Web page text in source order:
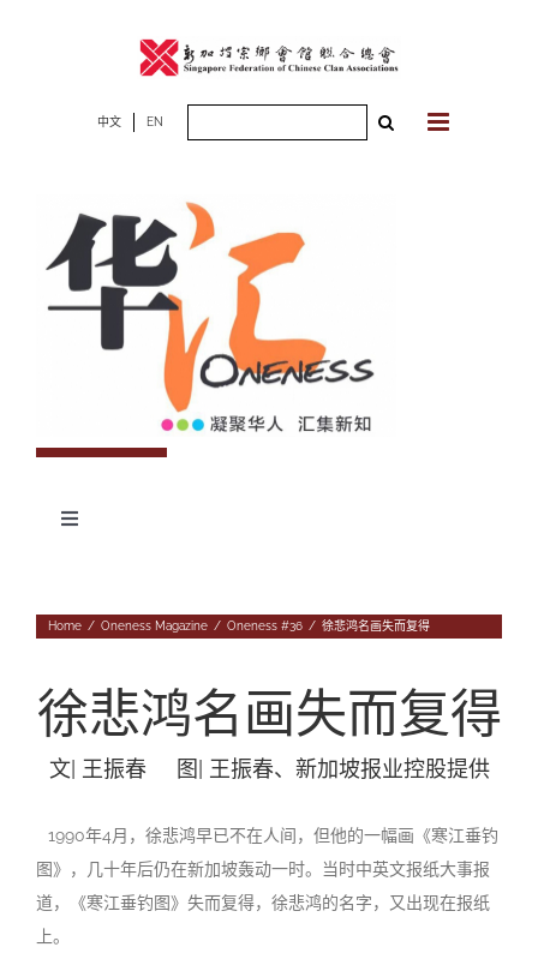
中文 EN
Toggle
事
物
往期杂志
往期杂志
第56期
第55期
第54期
第53期
投稿
征稿启事
《华汇》杂志介绍
编委会
联系我们
Home / Oneness Magazine / Oneness #36 / 徐悲鸿名画失而复得
徐悲鸿名画失而复得
文| 王振春 图| 王振春、新加坡报业控股提供
1990年4月，徐悲鸿早已不在人间，但他的一幅画《寒江垂钓
图》，几十年后仍在新加坡轰动一时。当时中英文报纸大事报
道，《寒江垂钓图》失而复得，徐悲鸿的名字，又出现在报纸
上。